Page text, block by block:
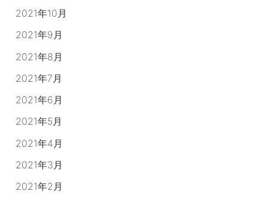
2021年10月
2021年9月
2021年8月
2021年7月
2021年6月
2021年5月
2021年4月
2021年3月
2021年2月